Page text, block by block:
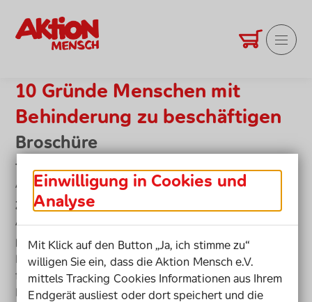
Bestellservice Startseite
Warenkorb
Produkte
10 Gründe Menschen mit
Behinderung zu beschäftigen
Broschüre
Thema
Arbeit
Zielgruppe
Arbeitgeber
Inhalt
Menschen mit Behinderung einzustellen, rechnet sich
für Sie – wirtschaftlich und strategisch. Viele
Bedenken, die sich bei Arbeitgebern häufig finden,
Einwilligung in Cookies und
Analyse
Mit Klick auf den Button „Ja, ich stimme zu“
willigen Sie ein, dass die Aktion Mensch e.V.
mittels Tracking Cookies Informationen aus Ihrem
Endgerät ausliest oder dort speichert und die